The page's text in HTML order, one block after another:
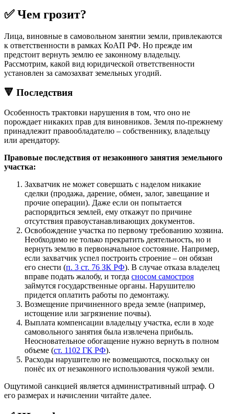
✅ Чем грозит?
Лица, виновные в самовольном занятии земли, привлекаются
к ответственности в рамках КоАП РФ. Но прежде им
предстоит вернуть землю ее законному владельцу.
Рассмотрим, какой вид юридической ответственности
установлен за самозахват земельных угодий.
🔻 Последствия
Особенность трактовки нарушения в том, что оно не
порождает никаких прав для виновников. Земля по-прежнему
принадлежит правообладателю – собственнику, владельцу
или арендатору.
Правовые последствия от незаконного занятия земельного
участка:
Захватчик не может совершать с наделом никакие
сделки (продажа, дарение, обмен, залог, завещание и
прочие операции). Даже если он попытается
распорядиться землей, ему откажут по причине
отсутствия правоустанавливающих документов.
Освобождение участка по первому требованию хозяина.
Необходимо не только прекратить деятельность, но и
вернуть землю в первоначальное состояние. Например,
если захватчик успел построить строение – он обязан
его снести (п. 3 ст. 76 ЗК РФ). В случае отказа владелец
вправе подать жалобу, и тогда сносом самостроя
займутся государственные органы. Нарушителю
придется оплатить работы по демонтажу.
Возмещение причиненного вреда земле (например,
истощение или загрязнение почвы).
Выплата компенсации владельцу участка, если в ходе
самовольного занятия была извлечена прибыль.
Неосновательное обогащение нужно вернуть в полном
объеме (ст. 1102 ГК РФ).
Расходы нарушителю не возмещаются, поскольку он
понёс их от незаконного использования чужой земли.
Ощутимой санкцией является административный штраф. О
его размерах и начислении читайте далее.